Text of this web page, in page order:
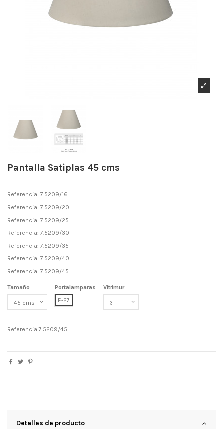
Pantalla Satiplas 45 cms
Referencia: 7.5209/16
Referencia: 7.5209/20
Referencia: 7.5209/25
Referencia: 7.5209/30
Referencia: 7.5209/35
Referencia: 7.5209/40
Referencia: 7.5209/45
Tamaño
Portalamparas
E-27
Vitrimur
Referencia 7.5209/45
Detalles de producto